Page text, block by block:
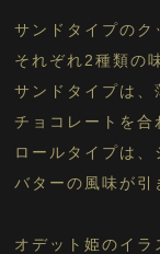
サンドタイプのク
それぞれ2種類の
サンドタイプは、
チョコレートを合
ロールタイプは、
バターの風味が引
オデット姫のイラ